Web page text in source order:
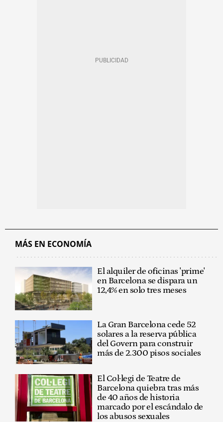
MÁS EN ECONOMÍA
El alquiler de oficinas 'prime'
en Barcelona se dispara un
12,4% en solo tres meses
La Gran Barcelona cede 52
solares a la reserva pública
del Govern para construir
más de 2.300 pisos sociales
El Col·legi de Teatre de
Barcelona quiebra tras más
de 40 años de historia
marcado por el escándalo de
los abusos sexuales